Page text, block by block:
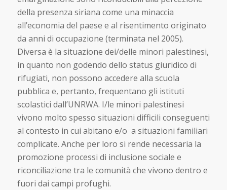
della presenza siriana come una minaccia
all’economia del paese e al risentimento originato
da anni di occupazione (terminata nel 2005).
Diversa è la situazione dei/delle minori palestinesi,
in quanto non godendo dello status giuridico di
rifugiati, non possono accedere alla scuola
pubblica e, pertanto, frequentano gli istituti
scolastici dall’UNRWA. I/le minori palestinesi
vivono molto spesso situazioni difficili conseguenti
al contesto in cui abitano e/o a situazioni familiari
complicate. Anche per loro si rende necessaria la
promozione processi di inclusione sociale e
riconciliazione tra le comunità che vivono dentro e
fuori dai campi profughi.